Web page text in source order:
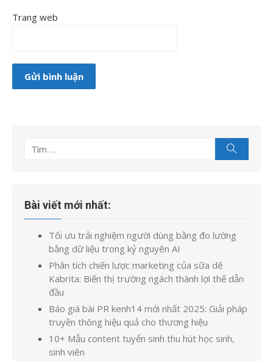
Trang web
Tìm
kiếm
Bài viết mới nhất:
Tối ưu trải nghiệm người dùng bằng đo lường
bằng dữ liệu trong kỷ nguyên AI
Phân tích chiến lược marketing của sữa dê
Kabrita: Biến thị trường ngách thành lợi thế dẫn
đầu
Báo giá bài PR kenh14 mới nhất 2025: Giải pháp
truyền thông hiệu quả cho thương hiệu
10+ Mẫu content tuyển sinh thu hút học sinh,
sinh viên